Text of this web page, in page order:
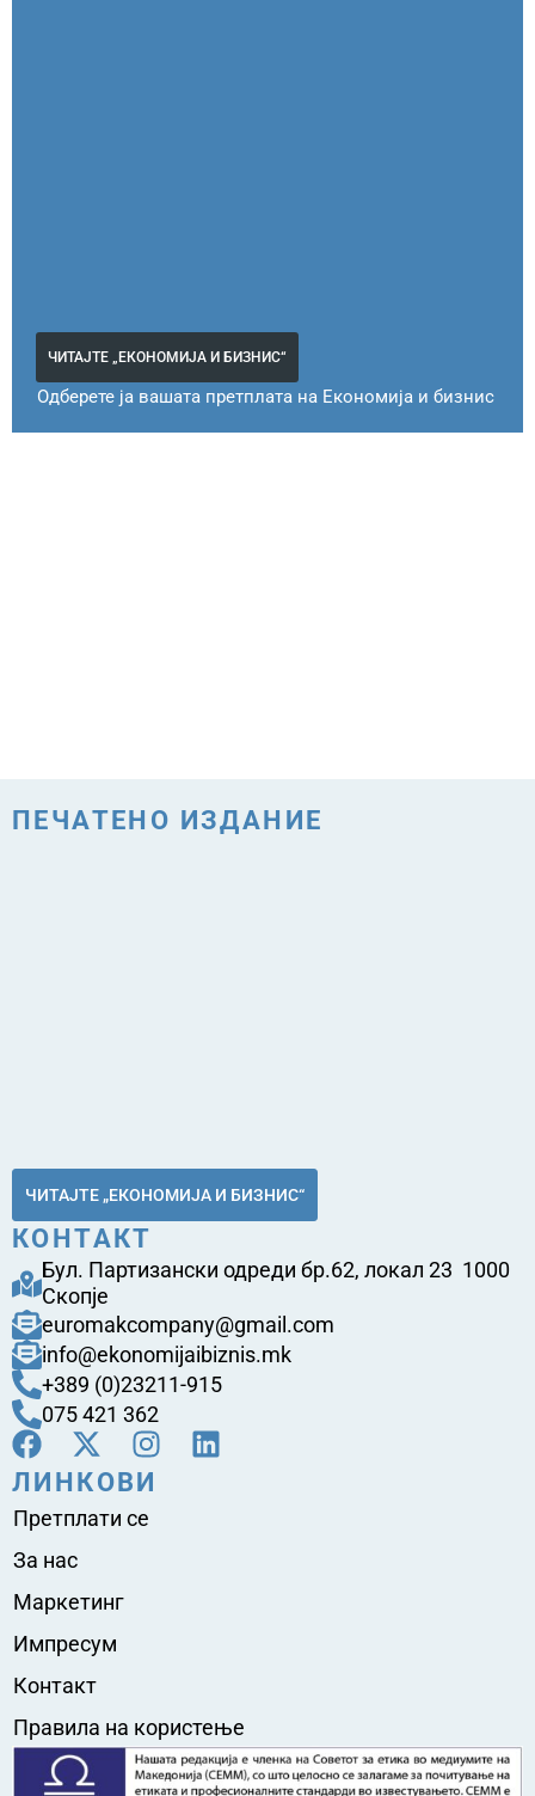
ЧИТАЈТЕ „ЕКОНОМИЈА И БИЗНИС“
Одберете ја вашата претплата на Економија и бизнис
ПЕЧАТЕНО ИЗДАНИЕ
ЧИТАЈТЕ „ЕКОНОМИЈА И БИЗНИС“
КОНТАКТ
Бул. Партизански одреди бр.62, локал 23 1000
Скопје
euromakcompany@gmail.com
info@ekonomijaibiznis.mk
+389 (0)23211-915
075 421 362
ЛИНКОВИ
Претплати се
За нас
Маркетинг
Импресум
Контакт
Правила на користење